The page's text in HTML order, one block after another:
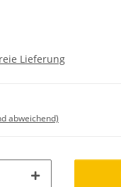
Lieferung
abweichend)